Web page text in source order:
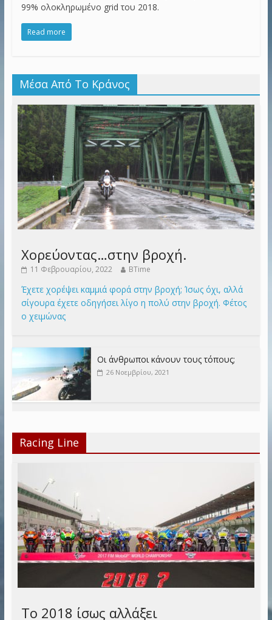
99% ολοκληρωμένο grid του 2018.
Read more
Μέσα Από Το Κράνος
Χορεύοντας…στην βροχή.
11 Φεβρουαρίου, 2022 BTime
Έχετε χορέψει καμμιά φορά στην βροχή; Ίσως όχι, αλλά
σίγουρα έχετε οδηγήσει λίγο η πολύ στην βροχή. Φέτος
ο χειμώνας
Οι άνθρωποι κάνουν τους τόπους;
26 Νοεμβρίου, 2021
Racing Line
Το 2018 ίσως αλλάξει